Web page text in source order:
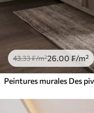
43.33₣/m²26.00 ₣/m²